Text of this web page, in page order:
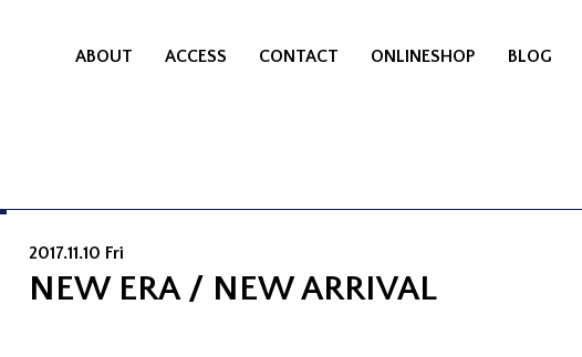
ABOUT ACCESS CONTACT ONLINESHOP BLOG
2017.11.10 Fri
NEW ERA / NEW ARRIVAL